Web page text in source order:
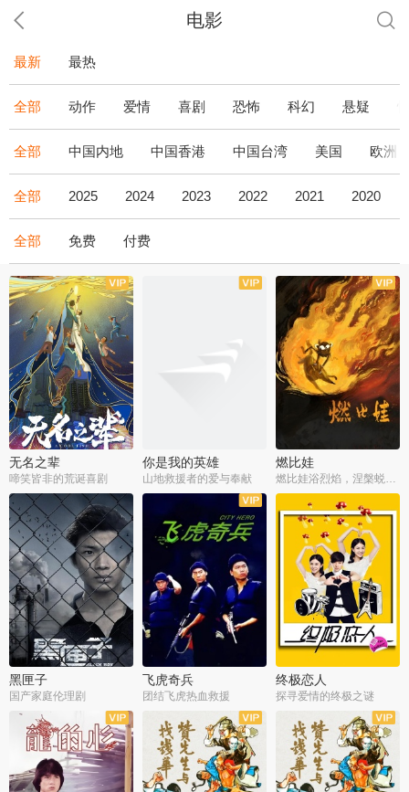
电影
最新 最热
全部 动作 爱情 喜剧 恐怖 科幻 悬疑
全部 中国内地 中国香港 中国台湾 美国 欧洲
全部 2025 2024 2023 2022 2021 2020
全部 免费 付费
无名之辈
啼笑皆非的荒诞喜剧
你是我的英雄
山地救援者的爱与奉献
燃比娃
燃比娃浴烈焰，涅槃蜕变成人
黑匣子
国产家庭伦理剧
飞虎奇兵
团结飞虎热血救援
终极恋人
探寻爱情的终极之谜